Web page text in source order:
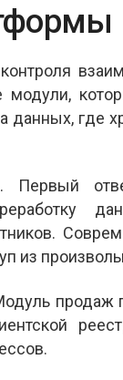
модули,
данных, где
Первый
из
продаж